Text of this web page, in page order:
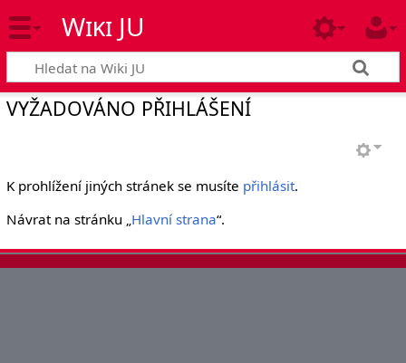
Wiki JU
VYŽADOVÁNO PŘIHLÁŠENÍ
K prohlížení jiných stránek se musíte přihlásit.
Návrat na stránku „Hlavní strana“.